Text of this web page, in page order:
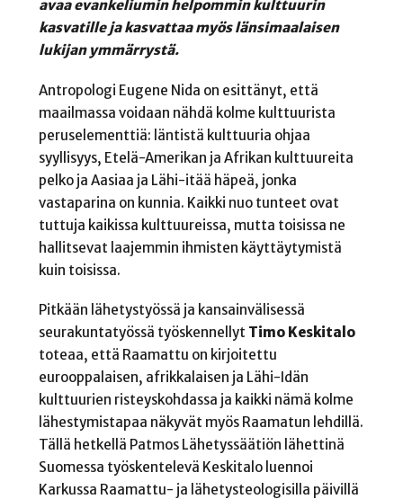
avaa evankeliumin helpommin kulttuurin
kasvatille ja kasvattaa myös länsimaalaisen
lukijan ymmärrystä.
Antropologi Eugene Nida on esittänyt, että
maailmassa voidaan nähdä kolme kulttuurista
peruselementtiä: läntistä kulttuuria ohjaa
syyllisyys, Etelä-Amerikan ja Afrikan kulttuureita
pelko ja Aasiaa ja Lähi-itää häpeä, jonka
vastaparina on kunnia. Kaikki nuo tunteet ovat
tuttuja kaikissa kulttuureissa, mutta toisissa ne
hallitsevat laajemmin ihmisten käyttäytymistä
kuin toisissa.
Pitkään lähetystyössä ja kansainvälisessä
seurakuntatyössä työskennellyt Timo Keskitalo
toteaa, että Raamattu on kirjoitettu
eurooppalaisen, afrikkalaisen ja Lähi-Idän
kulttuurien risteyskohdassa ja kaikki nämä kolme
lähestymistapaa näkyvät myös Raamatun lehdillä.
Tällä hetkellä Patmos Lähetyssäätiön lähettinä
Suomessa työskentelevä Keskitalo luennoi
Karkussa Raamattu- ja lähetysteologisilla päivillä